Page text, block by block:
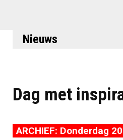
Nieuws
Dag met
ARCHIEF: Donderdag